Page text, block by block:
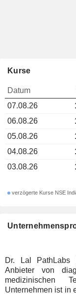
Dr. Lal
Anbieter von
medizinischen
Unternehmen ist in
Kurse
Datum
07.08.26
06.08.26
05.08.26
04.08.26
03.08.26
verzögerte Kurse NSE